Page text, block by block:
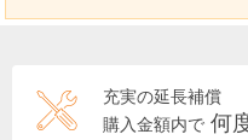
充実の延長補償
購入金額内で 何